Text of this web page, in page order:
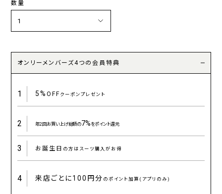
数量
オンリーメンバーズ4つの会員特典
1 5%OFFクーポンプレゼント
2 年2回お買い上げ総額の7%をポイント還元
3 お誕生日 の方はスーツ購入がお得
4 来店ごとに100円分 のポイント加算(アプリのみ)